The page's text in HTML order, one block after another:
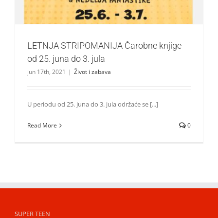
LETNJA STRIPOMANIJA Čarobne knjige
od 25. juna do 3. jula
jun 17th, 2021 | Život i zabava
U periodu od 25. juna do 3. jula održaće se [...]
Read More 0
SUPER TEEN